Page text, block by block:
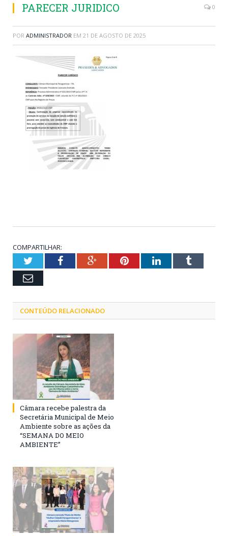
PARECER JURIDICO 0
POR ADMINISTRADOR EM 21 DE AGOSTO DE 2025
COMPARTILHAR:
TwitterFacebookGoogle+PinterestLinkedInTumblr
Email
CONTEÚDO RELACIONADO
Câmara recebe palestra da
Secretária Municipal de Meio
Ambiente sobre as ações da
“SEMANA DO MEIO
AMBIENTE”